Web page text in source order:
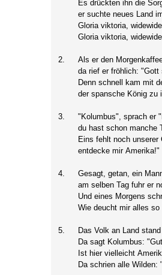
Es drückten ihn die
er suchte neues Land
Gloria viktoria,
Gloria viktoria,
2.
Als er den
da rief er fröhlich: "Gott
Denn schnell kam mit
der spansche König zu
3.
"Kolumbus", sprach er
du hast schon manche
Eins fehlt noch unserer
entdecke mir Amerika!"
4.
Gesagt, getan, ein
am selben Tag fuhr er
Und eines Morgens
Wie deucht mir alles
5.
Das Volk an Land
Da sagt Kolumbus:
Ist hier vielleicht
Da schrien alle Wilden: